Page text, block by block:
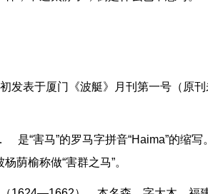
初发表于厦门《波艇》月刊第一号（原
是“害马”的罗马字拼音“Haima”的缩
荫榆称做“害群之马”。